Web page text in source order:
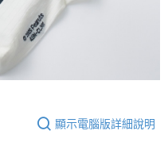
顯示電腦版詳細說明